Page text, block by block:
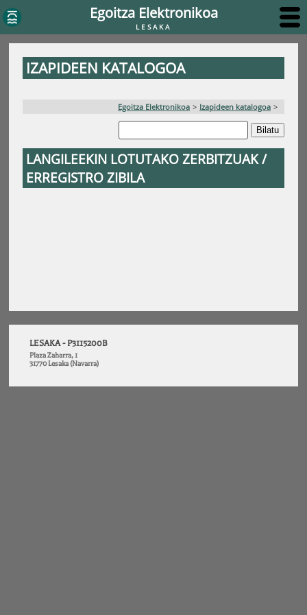
Egoitza Elektronikoa
LESAKA
IZAPIDEEN KATALOGOA
Egoitza Elektronikoa > Izapideen katalogoa >
LANGILEEKIN LOTUTAKO ZERBITZUAK /
ERREGISTRO ZIBILA
LESAKA - P3115200B
Plaza Zaharra, 1
31770 Lesaka (Navarra)